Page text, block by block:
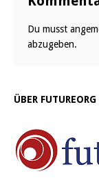
Du musst
abzugeben.
ÜBER